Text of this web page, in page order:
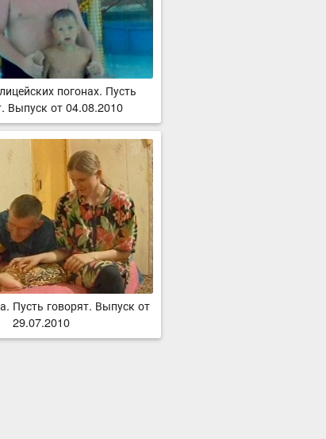
погонах. Пусть
Выпуск от 04.08.2010
Пусть говорят. Выпуск от
29.07.2010